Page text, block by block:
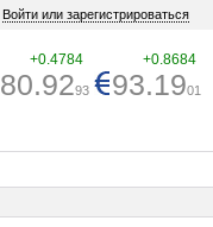
Войти или зарегистрироваться
+0.4784 +0.8684
80.9293 93.1901